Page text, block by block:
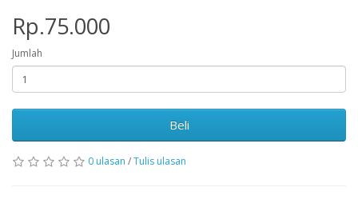
Rp.75.000
Jumlah
Beli
0 ulasan /Tulis ulasan